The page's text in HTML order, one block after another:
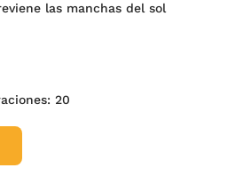
las manchas del sol
20